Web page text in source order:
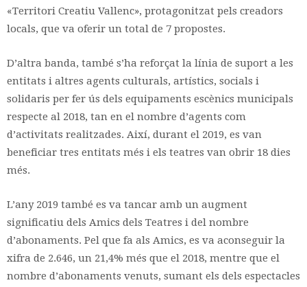
«Territori Creatiu Vallenc», protagonitzat pels creadors
locals, que va oferir un total de 7 propostes.
D’altra banda, també s’ha reforçat la línia de suport a les
entitats i altres agents culturals, artístics, socials i
solidaris per fer ús dels equipaments escènics municipals
respecte al 2018, tan en el nombre d’agents com
d’activitats realitzades. Així, durant el 2019, es van
beneficiar tres entitats més i els teatres van obrir 18 dies
més.
L’any 2019 també es va tancar amb un augment
significatiu dels Amics dels Teatres i del nombre
d’abonaments. Pel que fa als Amics, es va aconseguir la
xifra de 2.646, un 21,4% més que el 2018, mentre que el
nombre d’abonaments venuts, sumant els dels espectacles